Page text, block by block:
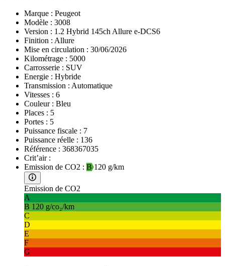
Marque : Peugeot
Modèle : 3008
Version : 1.2 Hybrid 145ch Allure e-DCS6
Finition : Allure
Mise en circulation : 30/06/2026
Kilométrage : 5000
Carrosserie : SUV
Energie : Hybride
Transmission : Automatique
Vitesses : 6
Couleur : Bleu
Places : 5
Portes : 5
Puissance fiscale : 7
Puissance réelle : 136
Référence : 368367035
Crit’air :
Emission de CO2 : B120 g/km
Emission de CO2
A
B 120 g/co₂/km
C
D
E
F
G